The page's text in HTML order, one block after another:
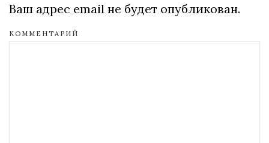
Ваш адрес email не будет опубликован.
КОММЕНТАРИЙ